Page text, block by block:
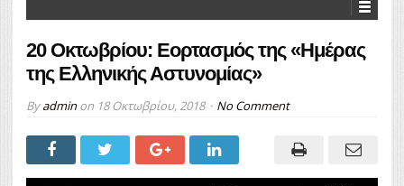
20 Οκτωβρίου: Εορτασμός της «Ημέρας
της Ελληνικής Αστυνομίας»
Byadminon 18 Οκτωβρίου, 2018 No Comment